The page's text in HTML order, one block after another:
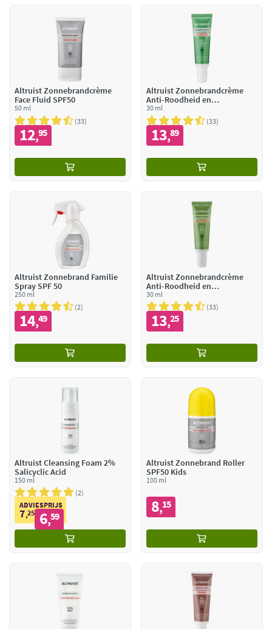
Altruist Zonnebrandcrème
Face Fluid SPF50
50 ml
33
12,95
Altruist Zonnebrandcrème
Anti-Roodheid en
Pigmentatie SPF 50
30 ml
33
13,89
Altruist Zonnebrand Familie
Spray SPF 50
250 ml
2
14,49
Altruist Zonnebrandcrème
Anti-Roodheid en
Pigmentatie Light SPF50
30 ml
33
13,25
Altruist Cleansing Foam 2%
Salicyclic Acid
150 ml
2
ADVIESPRIJS
7,25 6,59
Altruist Zonnebrand Roller
SPF50 Kids
100 ml
8,15